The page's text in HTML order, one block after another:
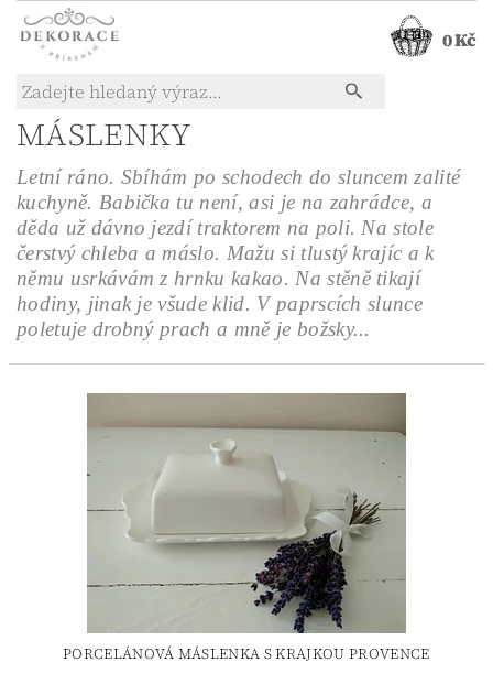
0 Kč
MÁSLENKY
Letní ráno. Sbíhám po schodech do sluncem zalité
kuchyně. Babička tu není, asi je na zahrádce, a
děda už dávno jezdí traktorem na poli. Na stole
čerstvý chleba a máslo. Mažu si tlustý krajíc a k
němu usrkávám z hrnku kakao. Na stěně tikají
hodiny, jinak je všude klid. V paprscích slunce
poletuje drobný prach a mně je božsky...
PORCELÁNOVÁ MÁSLENKA S KRAJKOU PROVENCE